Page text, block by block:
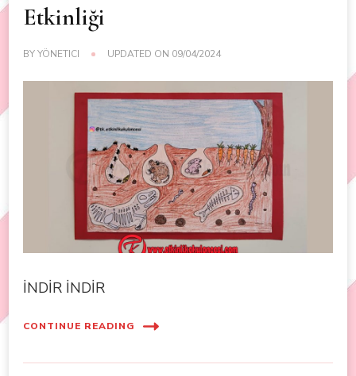
Etkinliği
BYYÖNETICI UPDATED ON 09/04/2024
İNDİR İNDİR
CONTINUE READING